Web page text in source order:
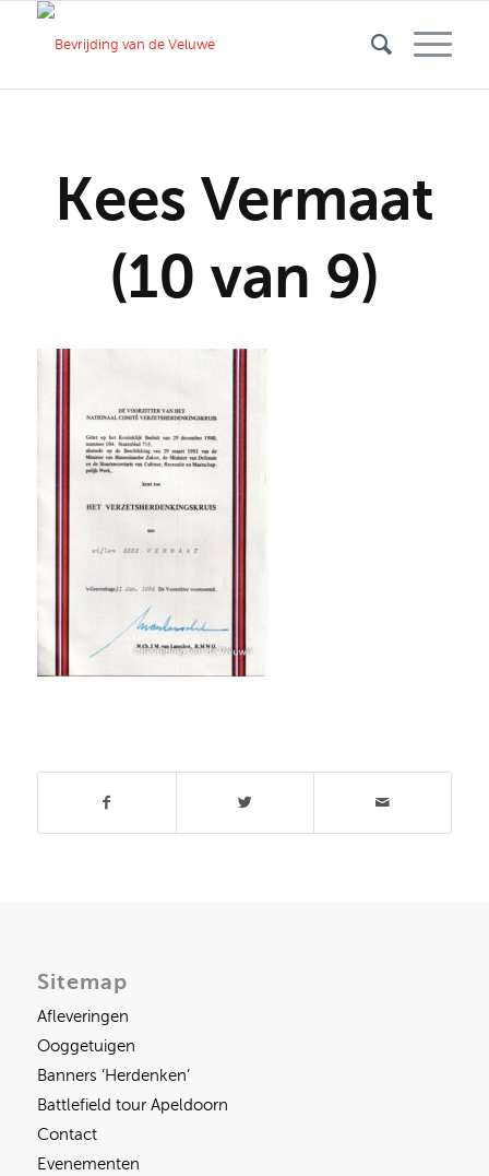
Kees Vermaat
(10 van 9)
Sitemap
Afleveringen
Ooggetuigen
Banners ‘Herdenken’
Battlefield tour Apeldoorn
Contact
Evenementen